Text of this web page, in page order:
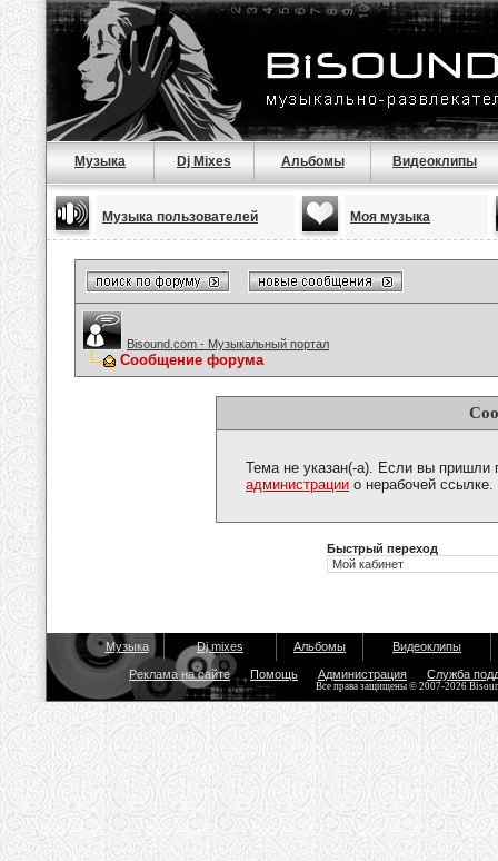
Музыка Dj Mixes Альбомы Видеоклипы
Музыка пользователей Моя музыка
Bisound.com - Музыкальный портал
Сообщение форума
Тема не указан(-а). Если вы пришли
администрации о нерабочей ссылке.
Быстрый переход
Музыка Dj mixes Альбомы Видеоклипы
Реклама на сайте Помощь Администрация Служба
Все права защищены © 2007-2026